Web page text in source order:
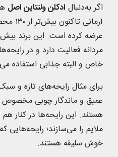
اگر به‌دنبال ادکلن ولنتاین اصل
عرضه کرده است. این برند
مردانه فعالیت دارد و در
خاص و البته جذابی استفاده
برای مثال رایحه‌های تازه و
عمیق و ماندگار چوبی مخصوص
هستند. این رایحه‌‌ها در کنار
ملایم را می‌سازند؛ رایحه‌هایی
خوش سلیقه هستند.